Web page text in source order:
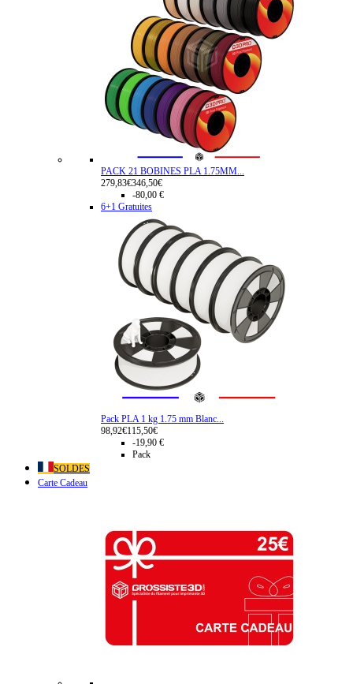
PACK 21 BOBINES PLA 1.75MM...
279,83€346,50€
-80,00 €
6+1 Gratuites
Pack PLA 1 kg 1.75 mm Blanc...
98,92€115,50€
-19,90 €
Pack
SOLDES
Carte Cadeau